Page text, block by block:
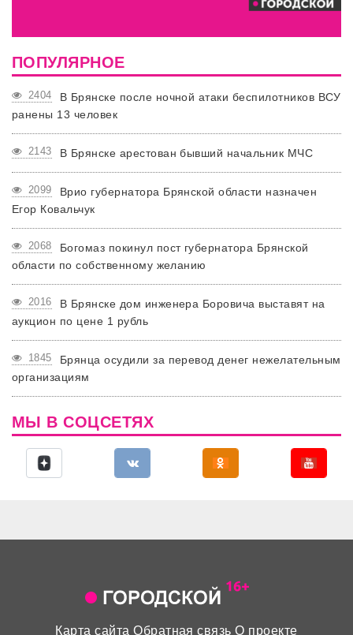
ПОПУЛЯРНОЕ
2404
В Брянске после ночной атаки беспилотников ВСУ
ранены 13 человек
2143 В Брянске арестован бывший начальник МЧС
2099
Врио губернатора Брянской области назначен
Егор Ковальчук
2068
Богомаз покинул пост губернатора Брянской
области по собственному желанию
2016
В Брянске дом инженера Боровича выставят на
аукцион по цене 1 рубль
1845
Брянца осудили за перевод денег нежелательным
организациям
МЫ В СОЦСЕТЯХ
Карта сайта Обратная связь О проекте